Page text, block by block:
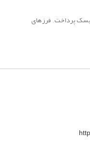
پرداخت,فرزهای